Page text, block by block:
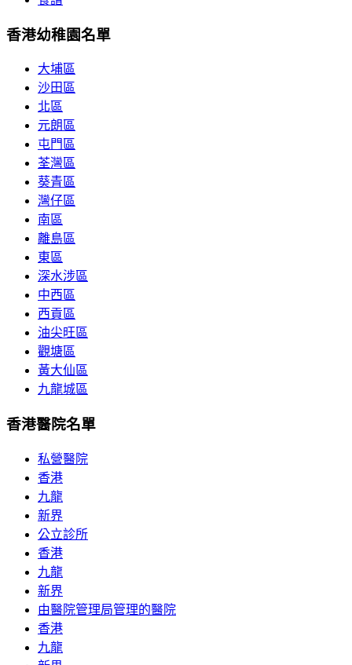
香港幼稚園名單
大埔區
沙田區
北區
元朗區
屯門區
荃灣區
葵青區
灣仔區
南區
離島區
東區
深水涉區
中西區
西貢區
油尖旺區
觀塘區
黃大仙區
九龍城區
香港醫院名單
私營醫院
香港
九龍
新界
公立診所
香港
九龍
新界
由醫院管理局管理的醫院
香港
九龍